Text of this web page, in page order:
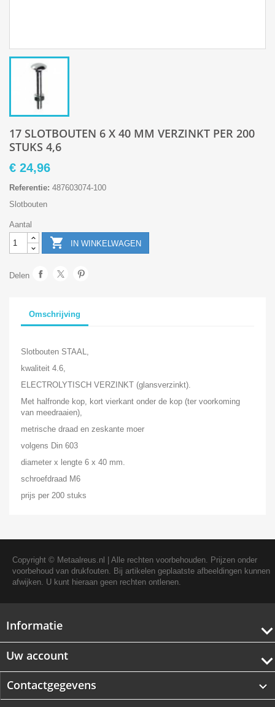
17 SLOTBOUTEN 6 X 40 MM VERZINKT PER 200
STUKS 4,6
€ 24,96
Referentie: 487603074-100
Slotbouten
Aantal
 IN WINKELWAGEN
Delen
Omschrijving
Slotbouten STAAL,
kwaliteit 4.6,
ELECTROLYTISCH VERZINKT (glansverzinkt).
Met halfronde kop, kort vierkant onder de kop (ter voorkoming
van meedraaien),
metrische draad en zeskante moer
volgens Din 603
diameter x lengte 6 x 40 mm.
schroefdraad M6
prijs per 200 stuks
Copyright © Metaalreus.nl
| Alle rechten voorbehouden. Prijzen onder
voorbehoud van drukfouten. Bij artikelen geplaatste afbeeldingen kunnen
afwijken. U kunt hieraan geen rechten ontlenen.
Informatie
Uw account
Contactgegevens keyboard_arrow_down